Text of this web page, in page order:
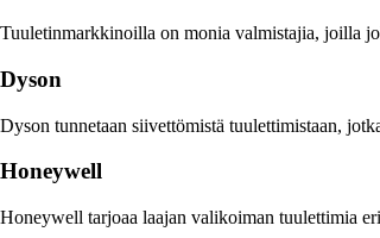
Tuuletinmarkkinoilla on monia valmistajia, joilla
Dyson
Dyson tunnetaan siivettömistä tuulettimistaan,
Honeywell
Honeywell tarjoaa laajan valikoiman tuulettimia